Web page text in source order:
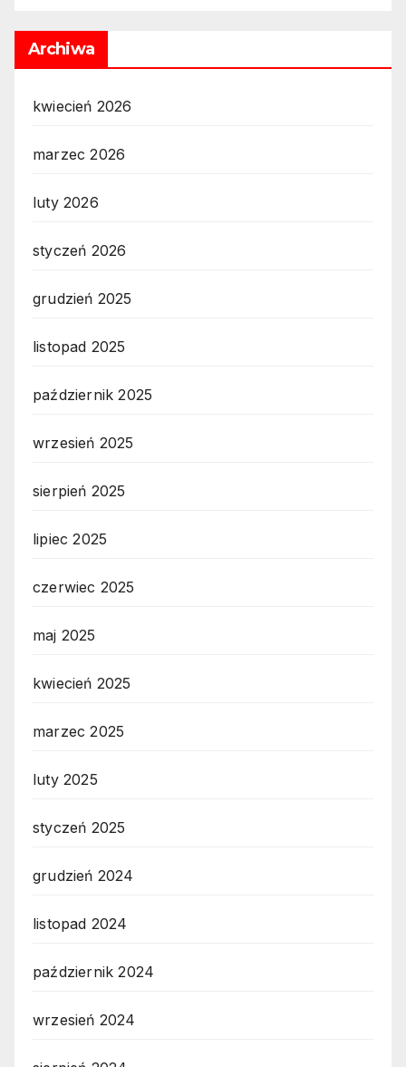
Archiwa
kwiecień 2026
marzec 2026
luty 2026
styczeń 2026
grudzień 2025
listopad 2025
październik 2025
wrzesień 2025
sierpień 2025
lipiec 2025
czerwiec 2025
maj 2025
kwiecień 2025
marzec 2025
luty 2025
styczeń 2025
grudzień 2024
listopad 2024
październik 2024
wrzesień 2024